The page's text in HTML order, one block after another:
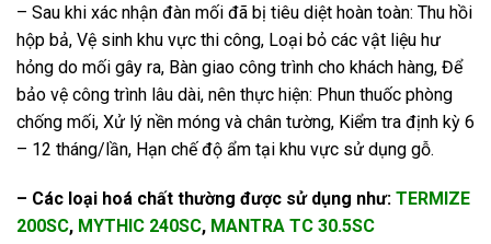
– Sau khi xác nhận đàn mối đã bị tiêu diệt hoàn toàn: Thu hồi
hộp bả, Vệ sinh khu vực thi công, Loại bỏ các vật liệu hư
hỏng do mối gây ra, Bàn giao công trình cho khách hàng, Để
bảo vệ công trình lâu dài, nên thực hiện: Phun thuốc phòng
chống mối, Xử lý nền móng và chân tường, Kiểm tra định kỳ 6
– 12 tháng/lần, Hạn chế độ ẩm tại khu vực sử dụng gỗ.
– Các loại hoá chất thường được sử dụng như: TERMIZE
200SC, MYTHIC 240SC, MANTRA TC 30.5SC